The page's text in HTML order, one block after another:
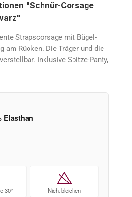
"Schnür-Corsage
Strapscorsage mit Bügel-
am Rücken. Die Träger und die
Inklusive Spitze-Panty,
Elasthan
30° Nicht bleichen